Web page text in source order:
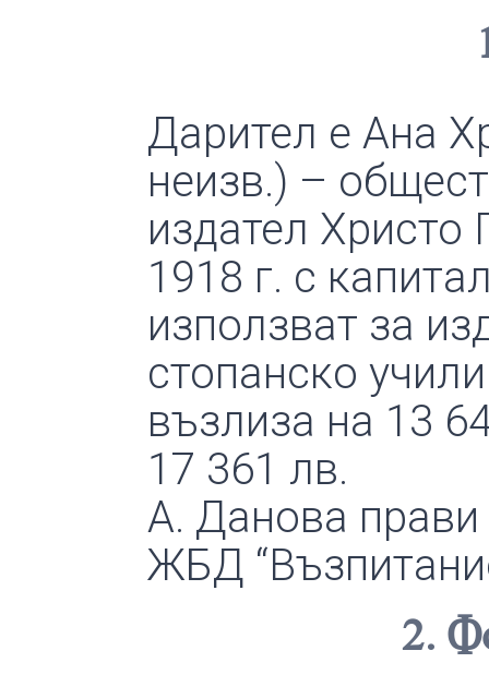
Дарител е Ана
неизв.) –
издател Христо
1918 г. с
използват за
стопанско
възлиза на 13
17 361 лв.
А. Данова прави
ЖБД
2.